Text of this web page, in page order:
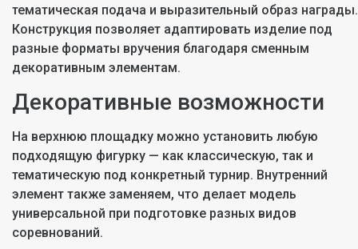
тематическая подача и выразительный образ награды.
Конструкция позволяет адаптировать изделие под
разные форматы вручения благодаря сменным
декоративным элементам.
Декоративные возможности
На верхнюю площадку можно установить любую
подходящую фигурку — как классическую, так и
тематическую под конкретный турнир. Внутренний
элемент также заменяем, что делает модель
универсальной при подготовке разных видов
соревнований.